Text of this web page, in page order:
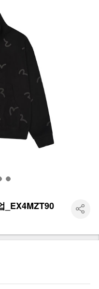
_EX4MZT90